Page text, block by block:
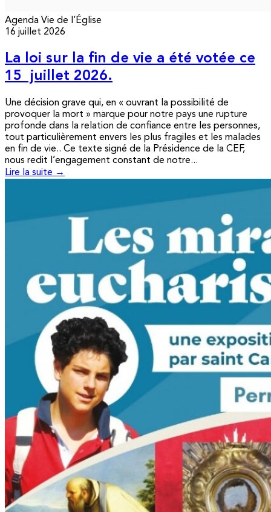
Agenda Vie de l’Église
16 juillet 2026
La loi sur la fin de vie a été votée ce
15 juillet 2026.
Une décision grave qui, en « ouvrant la possibilité de
provoquer la mort » marque pour notre pays une rupture
profonde dans la relation de confiance entre les personnes,
tout particulièrement envers les plus fragiles et les malades
en fin de vie.. Ce texte signé de la Présidence de la CEF,
nous redit l’engagement constant de notre...
Lire la suite →